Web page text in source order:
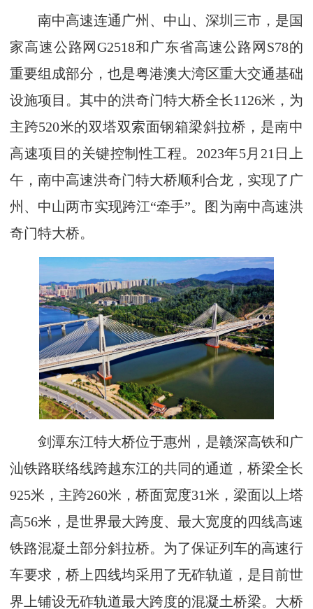
南中高速连通广州、中山、深圳三市，是国
家高速公路网G2518和广东省高速公路网S78的
重要组成部分，也是粤港澳大湾区重大交通基础
设施项目。其中的洪奇门特大桥全长1126米，为
主跨520米的双塔双索面钢箱梁斜拉桥，是南中
高速项目的关键控制性工程。2023年5月21日上
午，南中高速洪奇门特大桥顺利合龙，实现了广
州、中山两市实现跨江“牵手”。图为南中高速洪
奇门特大桥。
剑潭东江特大桥位于惠州，是赣深高铁和广
汕铁路联络线跨越东江的共同的通道，桥梁全长
925米，主跨260米，桥面宽度31米，梁面以上塔
高56米，是世界最大跨度、最大宽度的四线高速
铁路混凝土部分斜拉桥。为了保证列车的高速行
车要求，桥上四线均采用了无砟轨道，是目前世
界上铺设无砟轨道最大跨度的混凝土桥梁。大桥